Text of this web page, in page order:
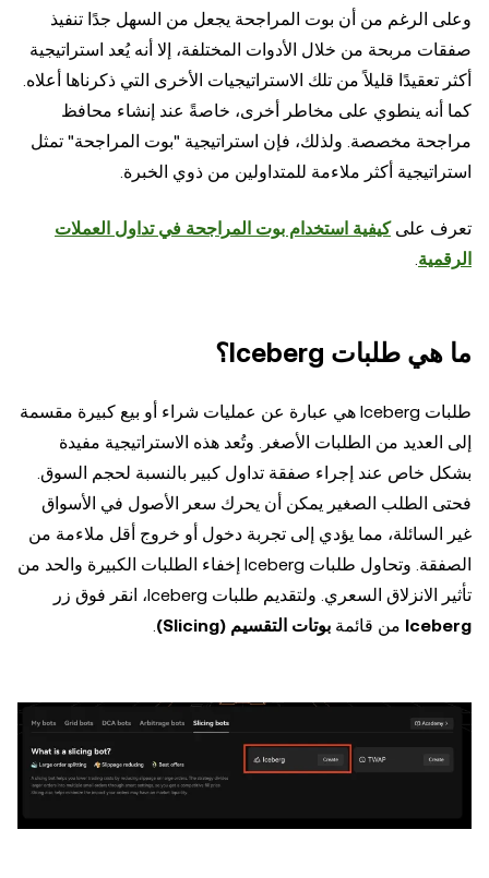
وعلى الرغم من أن بوت المراجحة يجعل من السهل جدًا تنفيذ
صفقات مربحة من خلال الأدوات المختلفة، إلا أنه يُعد استراتيجية
أكثر تعقيدًا قليلاً من تلك الاستراتيجيات الأخرى التي ذكرناها أعلاه.
كما أنه ينطوي على مخاطر أخرى، خاصةً عند إنشاء محافظ
مراجحة مخصصة. ولذلك، فإن استراتيجية "بوت المراجحة" تمثل
استراتيجية أكثر ملاءمة للمتداولين من ذوي الخبرة.
تعرف علىكيفية استخدام بوت المراجحة في تداول العملات
الرقمية.
ما هي طلبات Iceberg؟
طلبات Iceberg هي عبارة عن عمليات شراء أو بيع كبيرة مقسمة
إلى العديد من الطلبات الأصغر. وتُعد هذه الاستراتيجية مفيدة
بشكل خاص عند إجراء صفقة تداول كبير بالنسبة لحجم السوق.
فحتى الطلب الصغير يمكن أن يحرك سعر الأصول في الأسواق
غير السائلة، مما يؤدي إلى تجربة دخول أو خروج أقل ملاءمة من
الصفقة. وتحاول طلبات Iceberg إخفاء الطلبات الكبيرة والحد من
تأثير الانزلاق السعري. ولتقديم طلبات Iceberg، انقر فوق زر
Iceberg من قائمة بوتات التقسيم (Slicing) .